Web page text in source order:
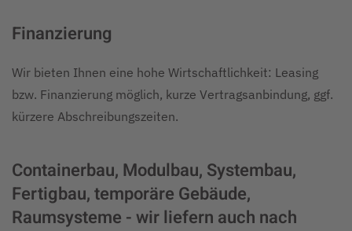
Finanzierung
Wir bieten Ihnen eine hohe Wirtschaftlichkeit: Leasing
bzw. Finanzierung möglich, kurze Vertragsanbindung, ggf.
kürzere Abschreibungszeiten.
Containerbau, Modulbau, Systembau,
Fertigbau, temporäre Gebäude,
Raumsysteme - wir liefern auch nach